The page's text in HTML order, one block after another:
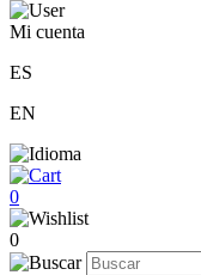
Mi cuenta
ES
EN
0
0